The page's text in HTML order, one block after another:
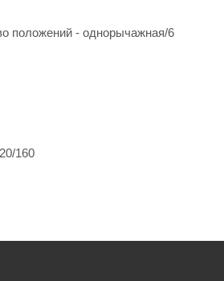
положений - однорычажная/6
160